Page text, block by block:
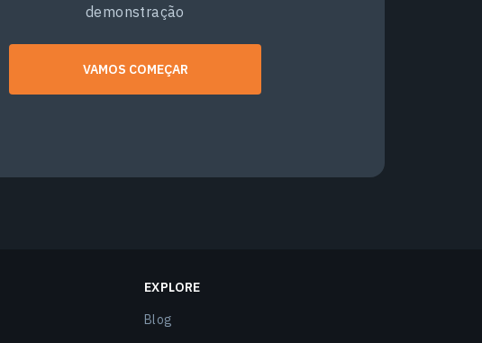
demonstração
VAMOS COMEÇAR
EXPLORE
Blog